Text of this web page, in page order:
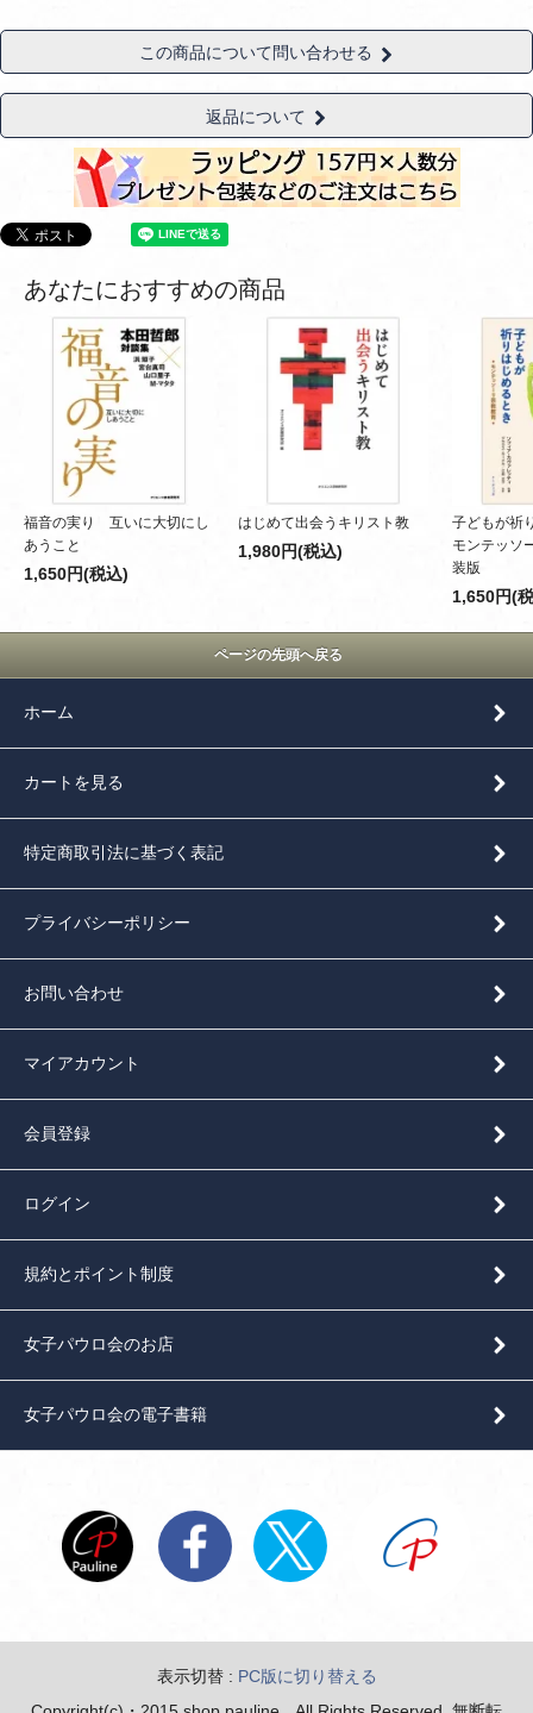
この商品について問い合わせる
返品について
あなたにおすすめの商品
福音の実り 互いに大切にし
あうこと
1,650円(税込)
はじめて出会うキリスト教
1,980円(税込)
子どもが
モンテッソ
装版
1,650円(
ページの先頭へ戻る
ホーム
カートを見る
特定商取引法に基づく表記
プライバシーポリシー
お問い合わせ
マイアカウント
会員登録
ログイン
規約とポイント制度
女子パウロ会のお店
女子パウロ会の電子書籍
表示切替 : PC版に切り替える